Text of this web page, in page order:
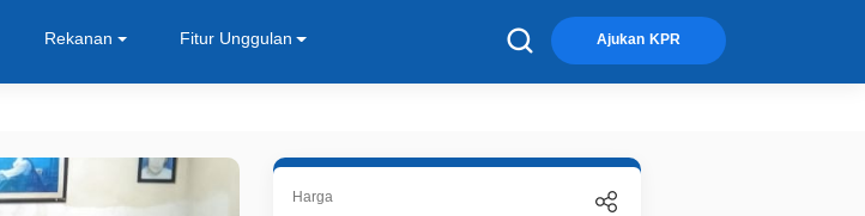
Rekanan Fitur Unggulan Ajukan KPR
Harga